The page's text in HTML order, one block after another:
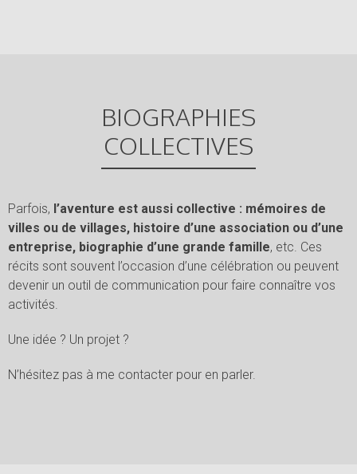
BIOGRAPHIES
COLLECTIVES
Parfois, l’aventure est aussi collective : mémoires de
villes ou de villages, histoire d’une association ou d’une
entreprise, biographie d’une grande famille, etc. Ces
récits sont souvent l’occasion d’une célébration ou peuvent
devenir un outil de communication pour faire connaître vos
activités.
Une idée ? Un projet ?
N’hésitez pas à me contacter pour en parler.